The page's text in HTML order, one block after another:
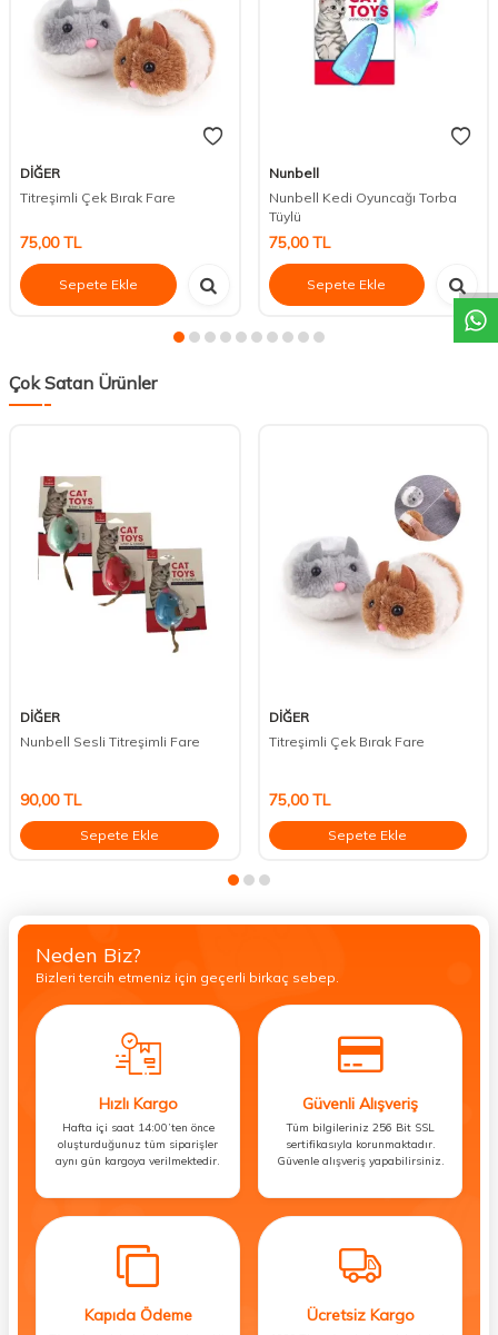
DİĞER
Titreşimli Çek Bırak Fare
75,00TL
Sepete Ekle
Nunbell
Nunbell Kedi Oyuncağı Torba
Tüylü
75,00TL
Sepete Ekle
Çok Satan Ürünler
DİĞER
Nunbell Sesli Titreşimli Fare
90,00TL
Sepete Ekle
DİĞER
Titreşimli Çek Bırak Fare
75,00TL
Sepete Ekle
Neden Biz?
Bizleri tercih etmeniz için geçerli birkaç sebep.
Hızlı Kargo
Hafta içi saat 14:00’ten önce
oluşturduğunuz tüm siparişler
aynı gün kargoya verilmektedir.
Güvenli Alışveriş
Tüm bilgileriniz 256 Bit SSL
sertifikasıyla korunmaktadır.
Güvenle alışveriş yapabilirsiniz.
Kapıda Ödeme Ücretsiz Kargo